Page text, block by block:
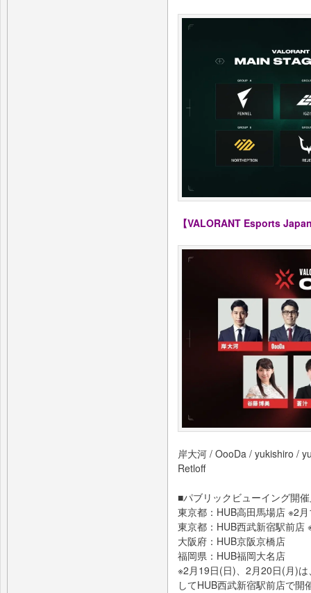
【VALORANT Esports
岸大河 / OooDa / yukishiro /
Retloff
■パブリックビューイング開
東京都：HUB高田馬場店 ※2
東京都：HUB西武新宿駅前
大阪府：HUB京阪京橋店
福岡県：HUB福岡大名店
※2月19日(日)、2月20日(月)
してHUB西武新宿駅前店で開